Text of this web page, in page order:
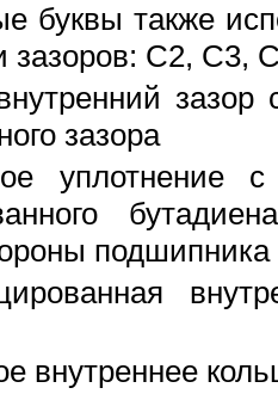
буквы также
зазоров: С2,
зазор
зазора
уплотнение
подшипника
внутреннее